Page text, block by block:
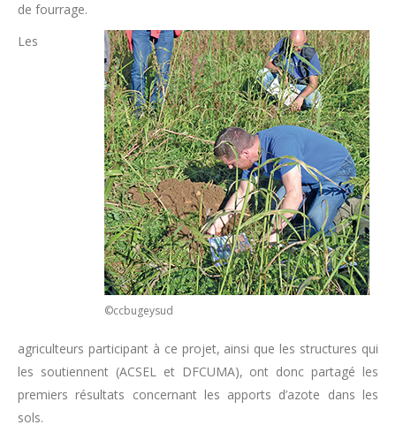
de fourrage.
©ccbugeysud
Les
agriculteurs participant à ce projet, ainsi que les structures qui
les soutiennent (ACSEL et DFCUMA), ont donc partagé les
premiers résultats concernant les apports d’azote dans les
sols.